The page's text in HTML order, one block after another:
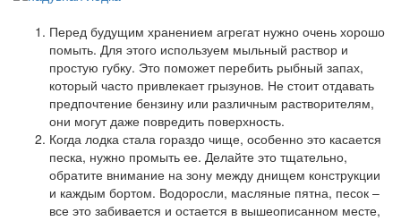
Перед будущим хранением агрегат нужно очень хорошо
помыть. Для этого используем мыльный раствор и
простую губку. Это поможет перебить рыбный запах,
который часто привлекает грызунов. Не стоит отдавать
предпочтение бензину или различным растворителям,
они могут даже повредить поверхность.
Когда лодка стала гораздо чище, особенно это касается
песка, нужно промыть ее. Делайте это тщательно,
обратите внимание на зону между днищем конструкции
и каждым бортом. Водоросли, масляные пятна, песок –
все это забивается и остается в вышеописанном месте,